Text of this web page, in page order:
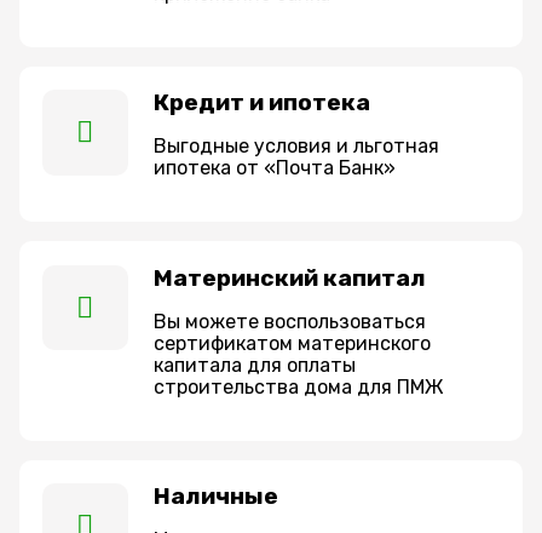
Кредит и ипотека
Выгодные условия и льготная
ипотека от «Почта Банк»
Материнский капитал
Вы можете воспользоваться
сертификатом материнского
капитала для оплаты
строительства дома для ПМЖ
Наличные